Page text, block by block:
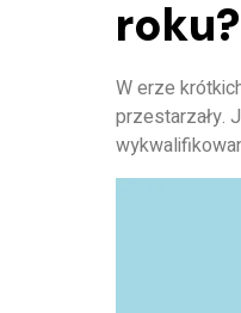
roku?
W erze
przestarzały.